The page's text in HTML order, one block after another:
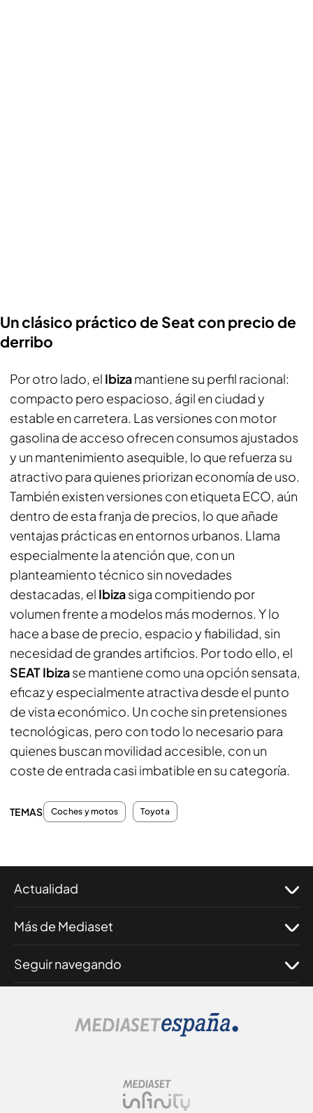
Un clásico práctico de Seat con precio de
derribo
Por otro lado, el Ibizamantiene su perfil racional:
compacto pero espacioso, ágil en ciudad y
estable en carretera. Las versiones con motor
gasolina de acceso ofrecen consumos ajustados
y un mantenimiento asequible, lo que refuerza su
atractivo para quienes priorizan economía de uso.
También existen versiones con etiqueta ECO, aún
dentro de esta franja de precios, lo que añade
ventajas prácticas en entornos urbanos. Llama
especialmente la atención que, con un
planteamiento técnico sin novedades
destacadas, el Ibizasiga compitiendo por
volumen frente a modelos más modernos. Y lo
hace a base de precio, espacio y fiabilidad, sin
necesidad de grandes artificios. Por todo ello, el
SEATIbizase mantiene como una opción sensata,
eficaz y especialmente atractiva desde el punto
de vista económico. Un coche sin pretensiones
tecnológicas, pero con todo lo necesario para
quienes buscan movilidad accesible, con un
coste de entrada casi imbatible en su categoría.
TEMAS Coches y motos Toyota
Actualidad
Más de Mediaset
Seguir navegando